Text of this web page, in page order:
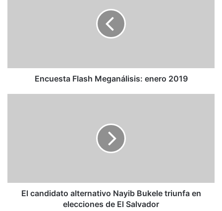
Encuesta Flash Meganálisis: enero 2019
de
El candidato alternativo Nayib Bukele triunfa en
elecciones de El Salvador